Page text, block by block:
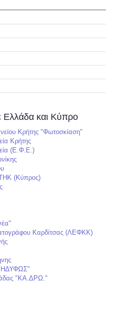
Ελλάδα και Κύπρο
Κρήτης "Φωτοσκίαση"
Κρήτης
(Ε.Φ.Ε.)
(Κύπρος)
Καρδίτσας (ΛΕΦΚΚ)
"ΚΑ.ΔΡΩ."